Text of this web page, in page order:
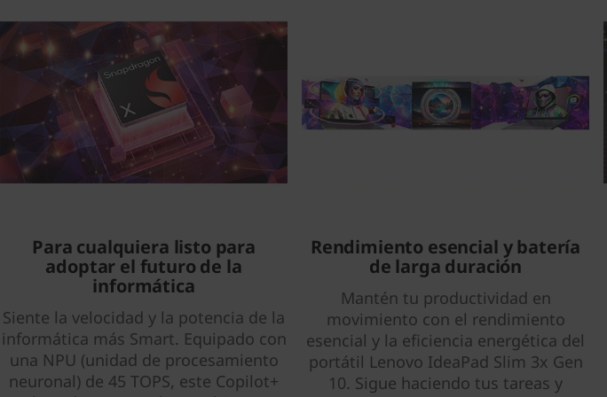
Para cualquiera listo para
adoptar el futuro de la
informática
Siente la velocidad y la potencia de la
informática más Smart. Equipado con
una NPU (unidad de procesamiento
neuronal) de 45 TOPS, este Copilot+
Rendimiento esencial y batería
de larga duración
Mantén tu productividad en
movimiento con el rendimiento
esencial y la eficiencia energética del
portátil Lenovo IdeaPad Slim 3x Gen
10. Sigue haciendo tus tareas y